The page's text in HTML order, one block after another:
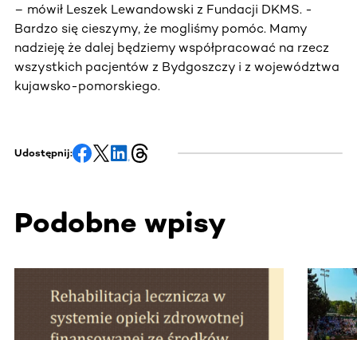
– mówił Leszek Lewandowski z Fundacji DKMS. -
Bardzo się cieszymy, że mogliśmy pomóc. Mamy
nadzieję że dalej będziemy współpracować na rzecz
wszystkich pacjentów z Bydgoszczy i z województwa
kujawsko-pomorskiego.
Udostępnij:
Podobne wpisy
Ta sekcja zawiera treści przewijane w poziomie. Użyj